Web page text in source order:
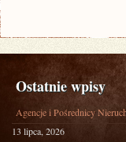
Ostatnie wpisy
Agencje i Pośrednicy
13 lipca, 2026